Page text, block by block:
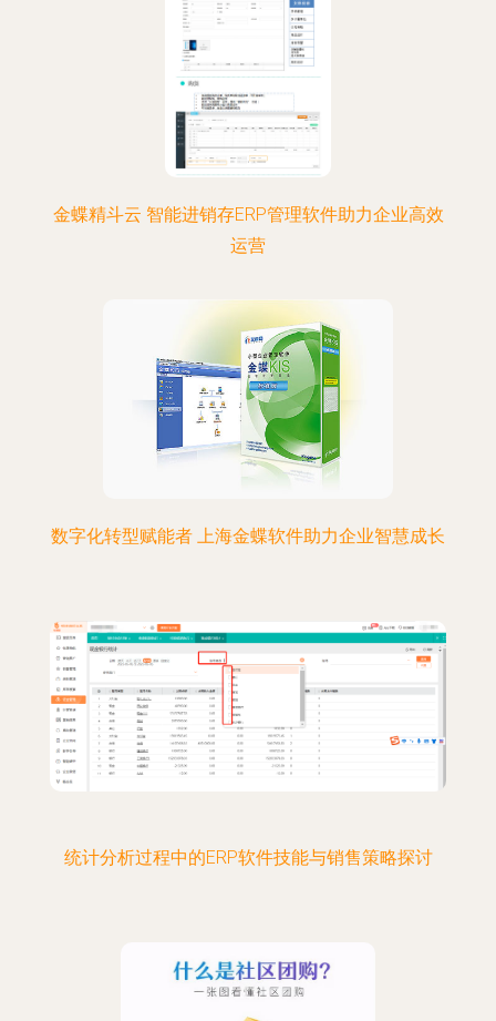
金蝶精斗云 智能进销存ERP管理软件助力企业高效
运营
数字化转型赋能者 上海金蝶软件助力企业智慧成长
统计分析过程中的ERP软件技能与销售策略探讨